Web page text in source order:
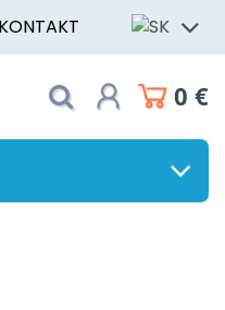
KONTAKT
0 €